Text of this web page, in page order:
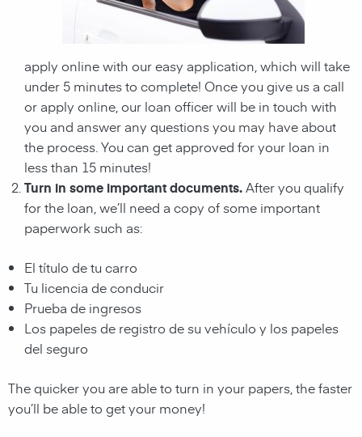
apply online with our easy application, which will take
under 5 minutes to complete! Once you give us a call
or apply online, our loan officer will be in touch with
you and answer any questions you may have about
the process. You can get approved for your loan in
less than 15 minutes!
Turn in some important documents.After you qualify
for the loan, we’ll need a copy of some important
paperwork such as:
El título de tu carro
Tu licencia de conducir
Prueba de ingresos
Los papeles de registro de su vehículo y los papeles
del seguro
The quicker you are able to turn in your papers, the faster
you’ll be able to get your money!